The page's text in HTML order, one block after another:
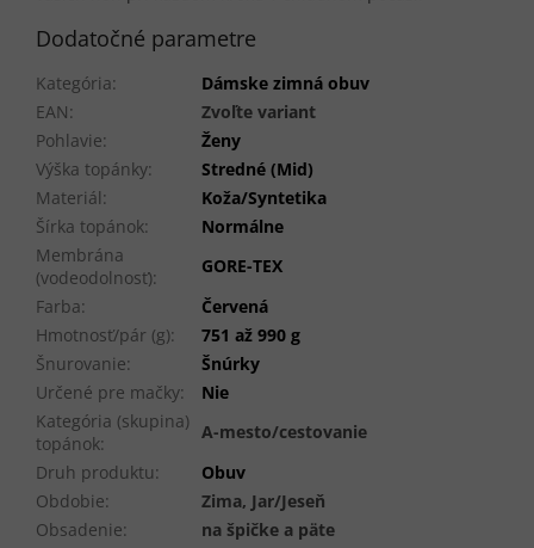
Dodatočné parametre
Kategória:
Dámske zimná obuv
EAN:
Zvoľte variant
Pohlavie:
Ženy
Výška topánky:
Stredné (Mid)
Materiál:
Koža/Syntetika
Šírka topánok:
Normálne
Membrána
(vodeodolnosť):
GORE-TEX
Farba:
Červená
Hmotnosť/pár (g):
751 až 990 g
Šnurovanie:
Šnúrky
Určené pre mačky:
Nie
Kategória (skupina)
topánok:
A-mesto/cestovanie
Druh produktu:
Obuv
Obdobie:
Zima, Jar/Jeseň
Obsadenie:
na špičke a päte